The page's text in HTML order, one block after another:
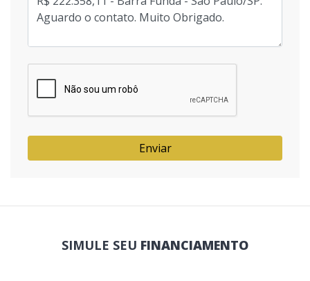
Enviar
SIMULE SEU FINANCIAMENTO